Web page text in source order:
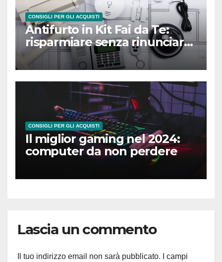
CONSIGLI PER GLI ACQUISTI
Antifurto in Kit Fai da Te:
risparmiare senza rinunciare
alla sicurezza
CONSIGLI PER GLI ACQUISTI
Il miglior gaming nel 2024:
computer da non perdere
Lascia un commento
Il tuo indirizzo email non sarà pubblicato.
I campi